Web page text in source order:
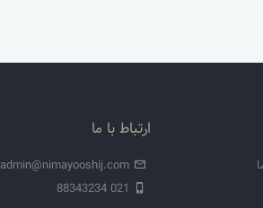
ارتباط با ما
admin@nimayooshij.com
021 88343234